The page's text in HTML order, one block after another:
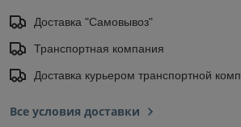
Доставка "Самовывоз"
Транспортная компания
Доставка курьером транспортной
Все условия доставки